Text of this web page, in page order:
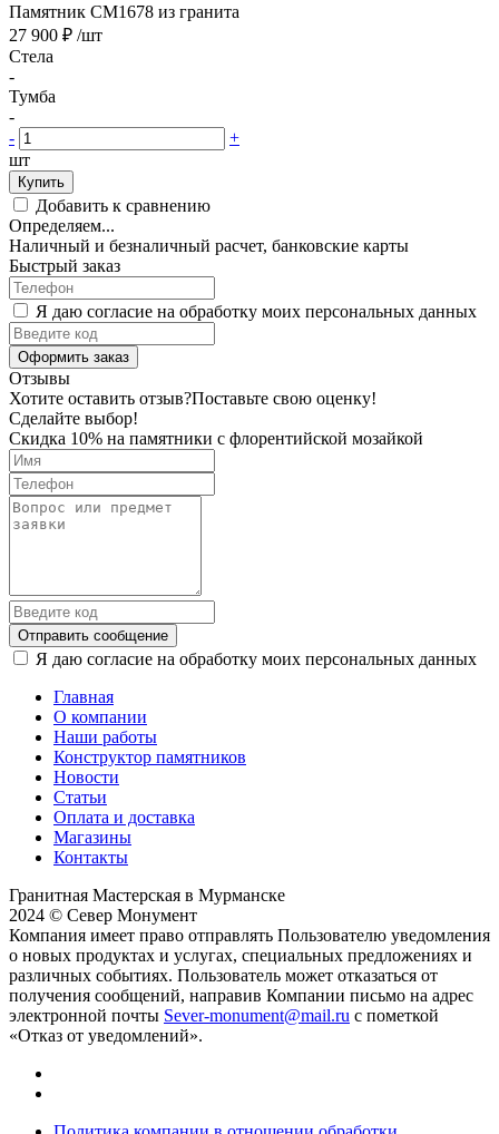
Памятник CM1678 из гранита
27 900 ₽ /шт
Стела
-
Тумба
-
-
+
шт
Купить
Добавить к сравнению
Определяем...
Наличный и безналичный расчет, банковские карты
Быстрый заказ
Я даю согласие на обработку моих персональных данных
Оформить заказ
Отзывы
Хотите оставить отзыв?Поставьте свою оценку!
Сделайте выбор!
Скидка 10% на памятники с флорентийской мозайкой
Отправить сообщение
Я даю согласие на обработку моих персональных данных
Главная
О компании
Наши работы
Конструктор памятников
Новости
Статьи
Оплата и доставка
Магазины
Контакты
Гранитная Мастерская в Мурманске
2024 © Север Монумент
Компания имеет право отправлять Пользователю уведомления
о новых продуктах и услугах, специальных предложениях и
различных событиях. Пользователь может отказаться от
получения сообщений, направив Компании письмо на адрес
электронной почты Sever-monument@mail.ru с пометкой
«Отказ от уведомлений».